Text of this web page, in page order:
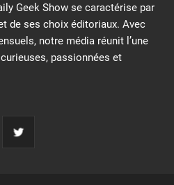
Geek Show se caractérise par
de ses choix éditoriaux. Avec
notre média réunit l’une
passionnées et